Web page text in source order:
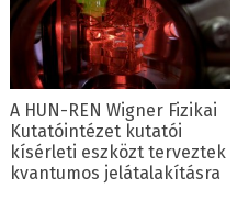
A HUN-REN Wigner Fizikai
Kutatóintézet kutatói
kísérleti eszközt terveztek
kvantumos jelátalakításra